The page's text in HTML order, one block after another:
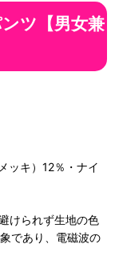
ツ【男女兼
ッキ）12％・ナイ
けられず生地の色
であり、電磁波の